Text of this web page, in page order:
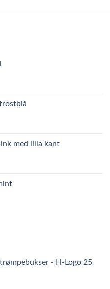
med lilla kant
- H-Logo 25